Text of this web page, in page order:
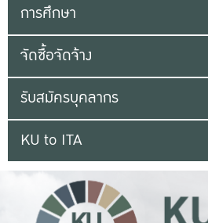
การศึกษา
จัดซื้อจัดจ้าง
รับสมัครบุคลากร
KU to ITA